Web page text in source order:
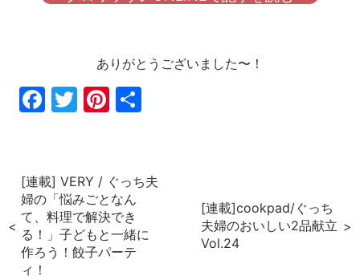
ありがとうございました〜！
Fac
Twi
Pin
[連載] VERY / ぐっち夫
婦の「悩みごとなん
て、料理で解決でき
る！」子どもと一緒に
作ろう！餃子パーテ
ィ！
[連載]cookpad/ぐっち
夫婦のおいしい2品献立
Vol.24